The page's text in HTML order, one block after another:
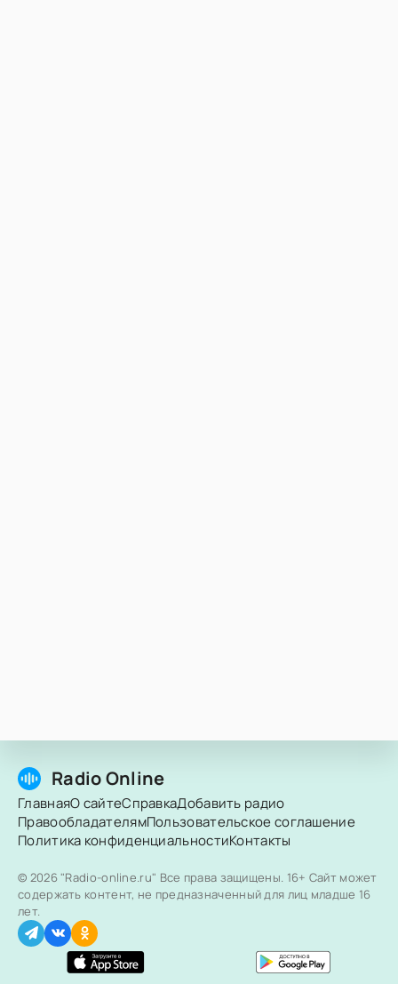
Radio Online
ГлавнаяО сайтеСправкаДобавить радио
ПравообладателямПользовательское соглашение
Политика конфиденциальностиКонтакты
© 2026 "Radio-online.ru" Все права защищены. 16+ Сайт может
содержать контент, не предназначенный для лиц младше 16
лет.